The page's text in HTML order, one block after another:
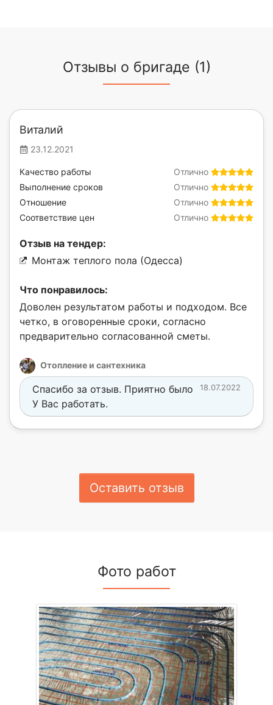
Отзывы о бригаде (1)
Виталий
23.12.2021
Отлично
Качество работы
Отлично
Выполнение сроков
Отлично
Отношение
Отлично
Соответствие цен
Отзыв на тендер:
Монтаж теплого пола (Одесса)
Что понравилось:
Доволен результатом работы и подходом. Все
четко, в оговоренные сроки, согласно
предварительно согласованной сметы.
Отопление и сантехника
18.07.2022
Спасибо за отзыв. Приятно было
У Вас работать.
Оставить отзыв
Фото работ